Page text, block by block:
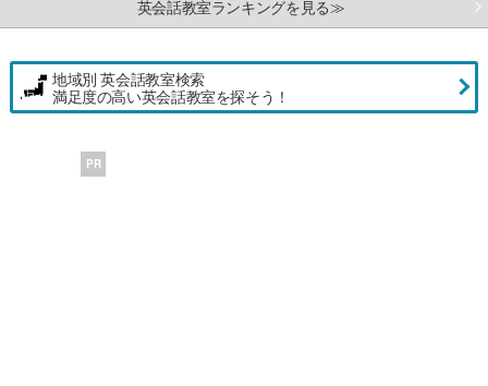
英会話教室ランキングを見る≫
地域別 英会話教室検索
満足度の高い英会話教室を探そう！
PR